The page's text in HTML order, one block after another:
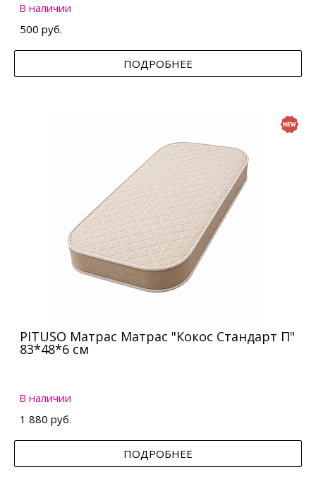
В наличии
500 руб.
ПОДРОБНЕЕ
PITUSO Матрас Матрас "Кокос Стандарт П"
83*48*6 см
В наличии
1 880 руб.
ПОДРОБНЕЕ